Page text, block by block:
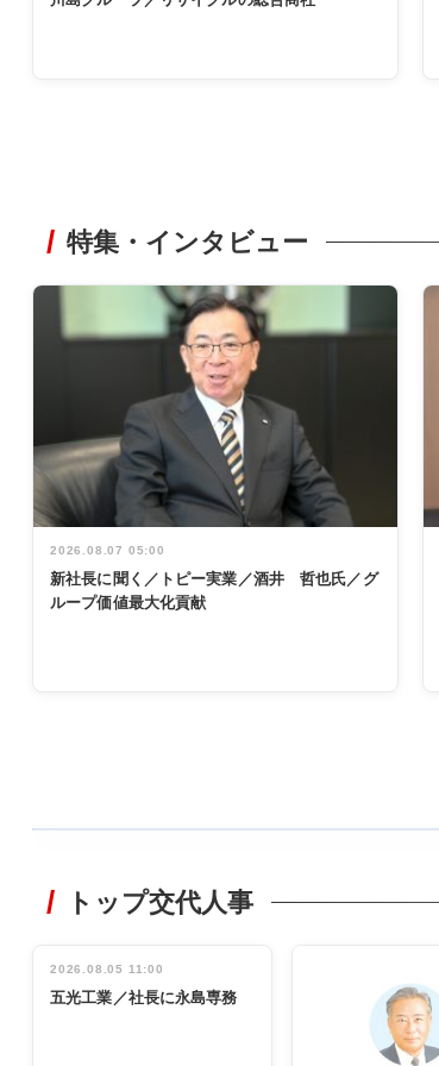
特集・インタビュー
2026.08.07 05:00
新社長に聞く／トピー実業／酒井 哲也氏／グ
ループ価値最大化貢献
非鉄業界で
管理職編
インタビュ
ー／社内ア
INTERVIEW
トップ交代人事
2026.08.05 11:00
五光工業／社長に永島専務